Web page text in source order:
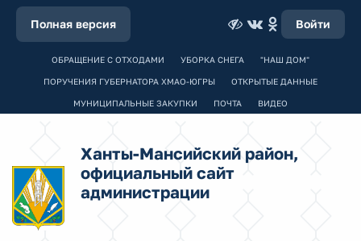
Полная версия Войти
ОБРАЩЕНИЕ С ОТХОДАМИ УБОРКА СНЕГА "НАШ ДОМ"
ПОРУЧЕНИЯ ГУБЕРНАТОРА ХМАО-ЮГРЫ ОТКРЫТЫЕ ДАННЫЕ
МУНИЦИПАЛЬНЫЕ ЗАКУПКИ ПОЧТА ВИДЕО
Ханты-Мансийский район,
официальный сайт
администрации